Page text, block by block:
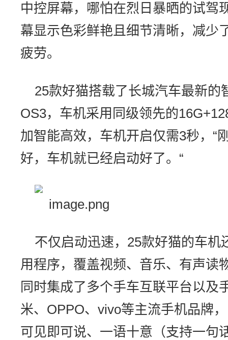
中控屏幕，哪怕在烈日暴晒的试驾
幕显示色彩鲜艳且细节清晰，减少
疲劳。
25款好猫搭载了长城汽车最新
OS3，车机采用同级领先的
加智能高效，车机开启仅需3秒，“
好，车机就已经启动好了。“
不仅启动迅速，25款好猫的车机
用程序，覆盖视频、音乐、有声读
同时集成了多个手车互联平台以及
米、OPPO、vivo等主流手机品牌
可见即可说、一语十意（支持一句